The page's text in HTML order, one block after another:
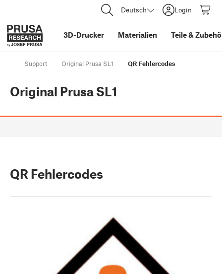
Deutsch Login
3D-Drucker Materialien Teile&
Support Original Prusa SL1 QR Fehlercodes
Original Prusa SL1
QR Fehlercodes